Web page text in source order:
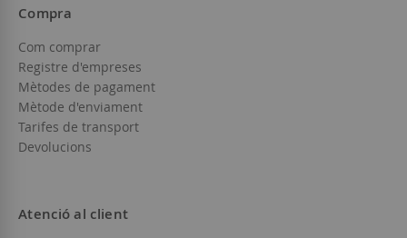
Compra
Com comprar
Registre d'empreses
Mètodes de pagament
Mètode d'enviament
Tarifes de transport
Devolucions
Atenció al client